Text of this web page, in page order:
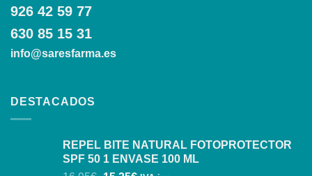
926 42 59 77
630 85 15 31
info@saresfarma.es
DESTACADOS
REPEL BITE NATURAL FOTOPROTECTOR
SPF 50 1 ENVASE 100 ML